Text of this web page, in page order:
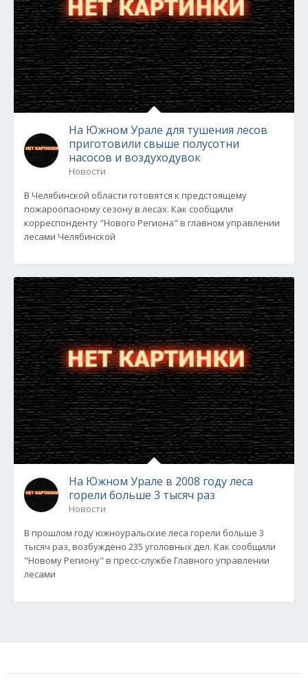
На Южном Урале для тушения лесов
приготовили свыше полусотни
насосов и воздуходувок
Новости
В Челябинской области готовятся к предстоящему
пожароопасному сезону в лесах. Как сообщили
корреспонденту "Нового Региона" в главном управлении
лесами Челябинской
На Южном Урале в 2008 году леса
горели больше 3 тысяч раз
Новости
В прошлом году южноуральские леса горели больше 3
тысяч раз, возбуждено 235 уголовных дел. Как сообщили
"Новому Региону" в пресс-службе Главного управлении
лесами